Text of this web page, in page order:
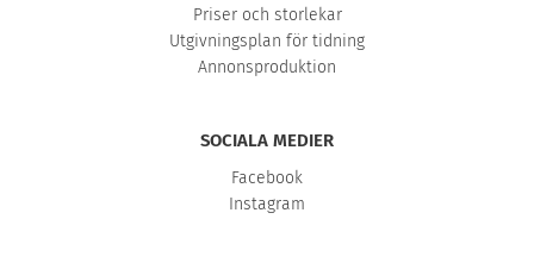
Priser och storlekar
Utgivningsplan för tidning
Annonsproduktion
SOCIALA MEDIER
Facebook
Instagram